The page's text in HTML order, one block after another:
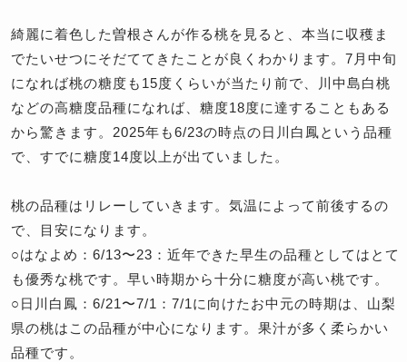
綺麗に着色した曽根さんが作る桃を見ると、本当に収穫ま
でたいせつにそだててきたことが良くわかります。7月中旬
になれば桃の糖度も15度くらいが当たり前で、川中島白桃
などの高糖度品種になれば、糖度18度に達することもある
から驚きます。2025年も6/23の時点の日川白鳳という品種
で、すでに糖度14度以上が出ていました。
桃の品種はリレーしていきます。気温によって前後するの
で、目安になります。
○はなよめ：6/13〜23：近年できた早生の品種としてはとて
も優秀な桃です。早い時期から十分に糖度が高い桃です。
○日川白鳳：6/21〜7/1：7/1に向けたお中元の時期は、山梨
県の桃はこの品種が中心になります。果汁が多く柔らかい
品種です。